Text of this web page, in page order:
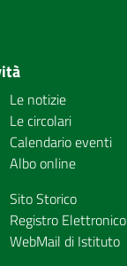
Le notizie
Le circolari
Calendario eventi
Albo online
Sito Storico
Registro Elettronico
WebMail di Istituto